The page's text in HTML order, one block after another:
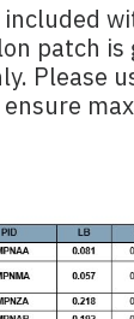
included
patch
Please